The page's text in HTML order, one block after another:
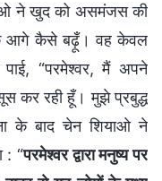
ने खुद को असमंजस की
आगे कैसे बढ़ूँ। वह केवल
“परमेश्वर, मैं अपने
कर रही हूँ। मुझे प्रबुद्ध
के बाद चेन शियाओ ने
: “परमेश्वर द्वारा मनुष्य पर